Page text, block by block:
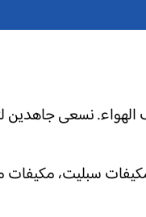
نسعى جاهدين
سبليت، مكيفات